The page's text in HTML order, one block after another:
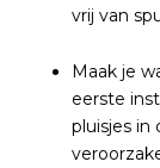
vrij van
Maak je
eerste
pluisjes in